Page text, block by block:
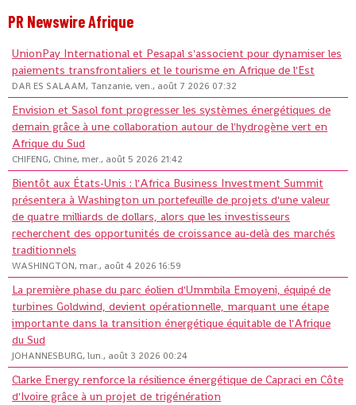
PR Newswire Afrique
UnionPay International et Pesapal s'associent pour dynamiser les
paiements transfrontaliers et le tourisme en Afrique de l'Est
DAR ES SALAAM, Tanzanie, ven., août 7 2026 07:32
Envision et Sasol font progresser les systèmes énergétiques de
demain grâce à une collaboration autour de l'hydrogène vert en
Afrique du Sud
CHIFENG, Chine, mer., août 5 2026 21:42
Bientôt aux États-Unis : l'Africa Business Investment Summit
présentera à Washington un portefeuille de projets d'une valeur
de quatre milliards de dollars, alors que les investisseurs
recherchent des opportunités de croissance au-delà des marchés
traditionnels
WASHINGTON, mar., août 4 2026 16:59
La première phase du parc éolien d'Ummbila Emoyeni, équipé de
turbines Goldwind, devient opérationnelle, marquant une étape
importante dans la transition énergétique équitable de l'Afrique
du Sud
JOHANNESBURG, lun., août 3 2026 00:24
Clarke Energy renforce la résilience énergétique de Capraci en Côte
d'Ivoire grâce à un projet de trigénération